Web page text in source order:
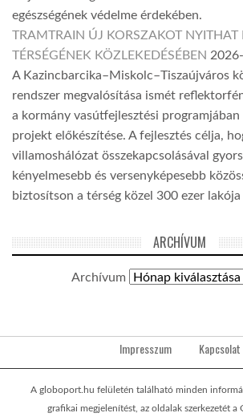
egészségének védelme érdekében.
TRAMTRAIN ÚJ KORSZAKOT NYITHAT
TÉRSÉGÉNEK KÖZLEKEDÉSÉBEN
A Kazincbarcika–Miskolc–Tiszaújváros
rendszer megvalósítása ismét
a kormány vasútfejlesztési
projekt előkészítése. A fejlesztés célja,
villamoshálózat összekapcsolásával
kényelmesebb és versenyképesebb
biztosítson a térség közel 300 ezer lakója
ARCHÍVUM
Archívum
Impresszum Kapcsolat
A globoport.hu felületén található minden
grafikai megjelenítést, az oldalak szerkezetét a